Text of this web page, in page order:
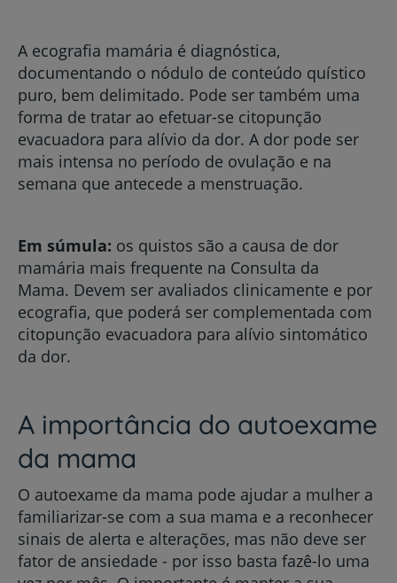
A ecografia mamária é diagnóstica,
documentando o nódulo de conteúdo quístico
puro, bem delimitado. Pode ser também uma
forma de tratar ao efetuar-se citopunção
evacuadora para alívio da dor. A dor pode ser
mais intensa no período de ovulação e na
semana que antecede a menstruação.
Em súmula: os quistos são a causa de dor
mamária mais frequente na Consulta da
Mama. Devem ser avaliados clinicamente e por
ecografia, que poderá ser complementada com
citopunção evacuadora para alívio sintomático
da dor.
A importância do autoexame
da mama
O autoexame da mama pode ajudar a mulher a
familiarizar-se com a sua mama e a reconhecer
sinais de alerta e alterações, mas não deve ser
fator de ansiedade - por isso basta fazê-lo uma